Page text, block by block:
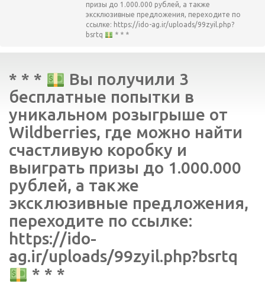
призы до 1.000.000 рублей, а также
эксклюзивные предложения, переходите по
ссылке: https://ido-ag.ir/uploads/99zyil.php?
bsrtq
* * *
* * *
Вы получили 3
бесплатные попытки в
уникальном розыгрыше от
Wildberries, где можно найти
счастливую коробку и
выиграть призы до 1.000.000
рублей, а также
эксклюзивные предложения,
переходите по ссылке:
https://ido-
ag.ir/uploads/99zyil.php?bsrtq
* * *